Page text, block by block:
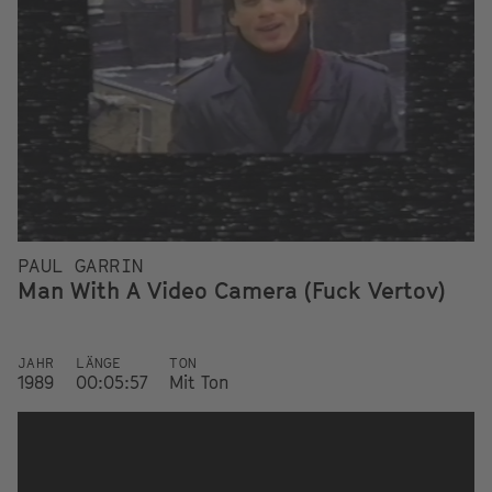
PAUL GARRIN
Man With A Video Camera (Fuck Vertov)
JAHR
1989
LÄNGE
00:05:57
TON
Mit Ton